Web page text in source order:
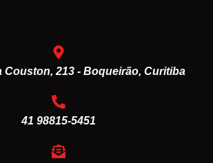
Couston, 213 - Boqueirão, Curitiba
41 98815-5451